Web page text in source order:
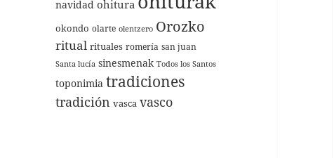
navidad ohitura
okondo olarte olentzero Orozko
ritual rituales romería san juan
Santa lucía sinesmenak Todos los Santos
toponimia tradiciones
tradición vasca vasco